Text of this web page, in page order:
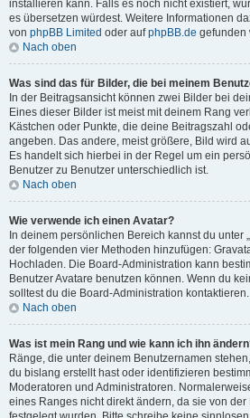
installieren kann. Falls es noch nicht existiert,
es übersetzen würdest. Weitere Informationen
von phpBB Limited oder aufphpBB.de gefunden
Nach oben
Was sind das für Bilder, die bei meinem
In der Beitragsansicht können zwei Bilder bei
Eines dieser Bilder ist meist mit deinem Rang
Kästchen oder Punkte, die deine Beitragszahl
angeben. Das andere, meist größere, Bild wird
Es handelt sich hierbei in der Regel um ein
Benutzer zu Benutzer unterschiedlich ist.
Nach oben
Wie verwende ich einen Avatar?
In deinem persönlichen Bereich kannst du unter
der folgenden vier Methoden hinzufügen:
Hochladen. Die Board-Administration kann
Benutzer Avatare benutzen können. Wenn du
solltest du die Board-Administration kontaktieren.
Nach oben
Was ist mein Rang und wie kann ich ihn
Ränge, die unter deinem Benutzernamen
du bislang erstellt hast oder identifizieren
Moderatoren und Administratoren.
eines Ranges nicht direkt ändern, da sie von